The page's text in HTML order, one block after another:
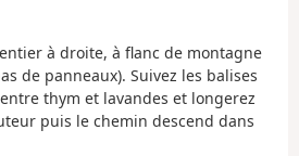
à droite, à flanc de montagne
de panneaux). Suivez les balises
thym et lavandes et longerez
puis le chemin descend dans